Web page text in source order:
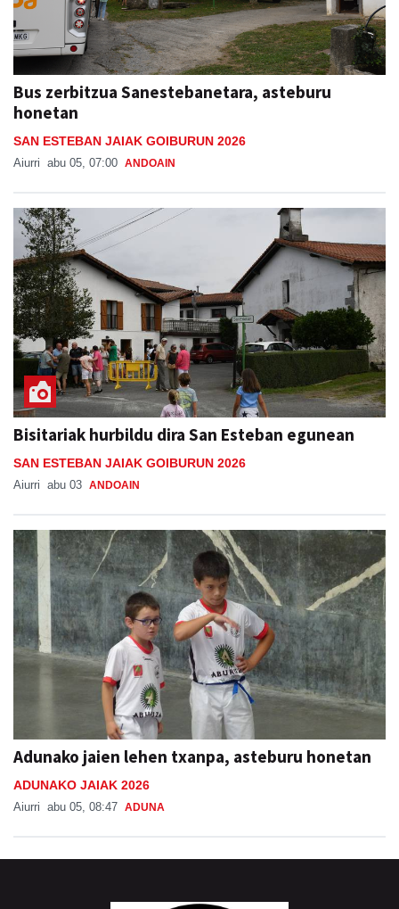
Bus zerbitzua Sanestebanetara, asteburu
honetan
SAN ESTEBAN JAIAK GOIBURUN 2026
Aiurri abu 05, 07:00 ANDOAIN
Bisitariak hurbildu dira San Esteban egunean
SAN ESTEBAN JAIAK GOIBURUN 2026
Aiurri abu 03 ANDOAIN
Adunako jaien lehen txanpa, asteburu honetan
ADUNAKO JAIAK 2026
Aiurri abu 05, 08:47 ADUNA